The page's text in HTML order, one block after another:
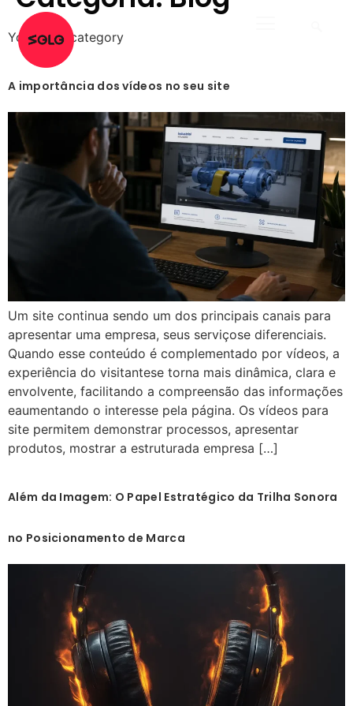
Your blog category
A importância dos vídeos no seu site
Um site continua sendo um dos principais canais para
apresentar uma empresa, seus serviçose diferenciais.
Quando esse conteúdo é complementado por vídeos, a
experiência do visitantese torna mais dinâmica, clara e
envolvente, facilitando a compreensão das informações
eaumentando o interesse pela página. Os vídeos para
site permitem demonstrar processos, apresentar
produtos, mostrar a estruturada empresa […]
Além da Imagem: O Papel Estratégico da Trilha Sonora
no Posicionamento de Marca